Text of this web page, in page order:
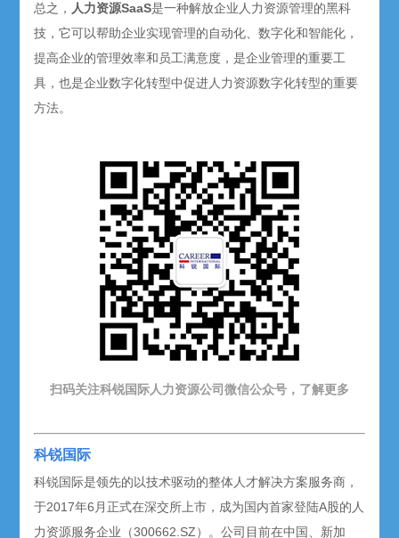
总之， 人力资源SaaS是一种解放企业人力资源管理的黑科
技，它可以帮助企业实现管理的自动化、数字化和智能化，
提高企业的管理效率和员工满意度，是企业管理的重要工
具，也是企业数字化转型中促进人力资源数字化转型的重要
方法。
扫码关注科锐国际人力资源公司微信公众号，了解更多
科锐国际
科锐国际是领先的以技术驱动的整体人才解决方案服务商，
于2017年6月正式在深交所上市，成为国内首家登陆A股的人
力资源服务企业（300662.SZ）。公司目前在中国、新加